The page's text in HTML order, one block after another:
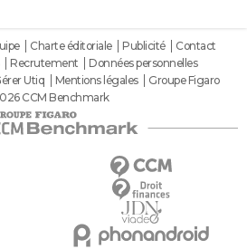
Charte éditoriale Publicité
Contact
Recrutement
Données personnelles
Utiq Mentions légales
Groupe Figaro
CCM Benchmark